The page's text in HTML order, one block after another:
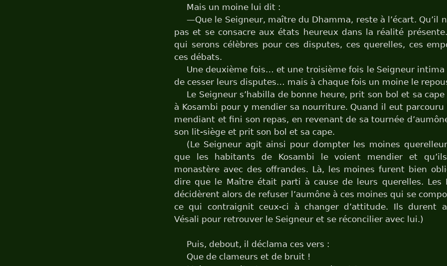
Mais un moine lui dit :
—Que le Seigneur, maître du Dhamma, reste à l’écart. Qu’il
pas et se consacre aux états heureux dans la réalité présente.
qui serons célèbres pour ces disputes, ces querelles, ces
ces débats.
Une deuxième fois… et une troisième fois le Seigneur intima
de cesser leurs disputes… mais à chaque fois un moine le
Le Seigneur s’habilla de bonne heure, prit son bol et sa
à Kosambi pour y mendier sa nourriture. Quand il eut parcouru
mendiant et fini son repas, en revenant de sa tournée
son lit-siège et prit son bol et sa cape.
(Le Seigneur agit ainsi pour dompter les moines
que les habitants de Kosambi le voient mendier et
monastère avec des offrandes. Là, les moines furent bien
dire que le Maître était parti à cause de leurs querelles. Les
décidèrent alors de refuser l’aumône à ces moines qui se
ce qui contraignit ceux-ci à changer d’attitude. Ils durent
Vésali pour retrouver le Seigneur et se réconcilier avec lui.)
Puis, debout, il déclama ces vers :
Que de clameurs et de bruit !